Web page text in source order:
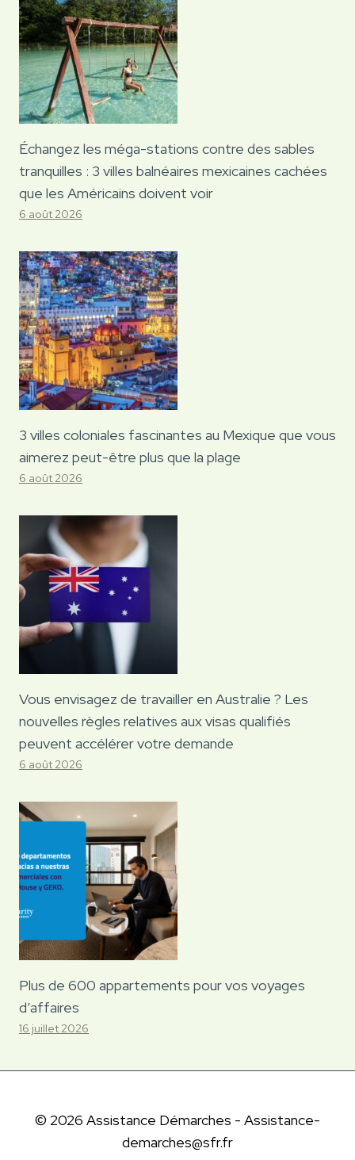
Échangez les méga-stations contre des sables
tranquilles : 3 villes balnéaires mexicaines cachées
que les Américains doivent voir
6 août 2026
3 villes coloniales fascinantes au Mexique que vous
aimerez peut-être plus que la plage
6 août 2026
Vous envisagez de travailler en Australie ? Les
nouvelles règles relatives aux visas qualifiés
peuvent accélérer votre demande
6 août 2026
Plus de 600 appartements pour vos voyages
d’affaires
16 juillet 2026
© 2026 Assistance Démarches - Assistance-
demarches@sfr.fr